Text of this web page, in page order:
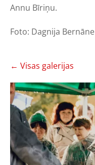
Annu Bīriņu.
Foto: Dagnija Bernāne
Visas galerijas